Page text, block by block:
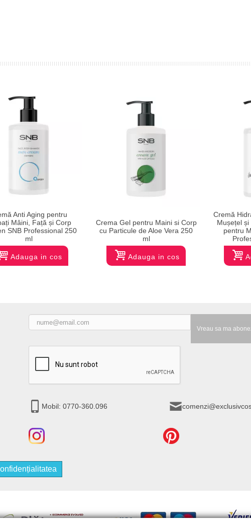
Anti Aging pentru
Mâini, Față și Corp
SNB Professional 250
ml
Adauga in cos
Crema Gel pentru Maini si Corp
cu Particule de Aloe Vera 250
ml
Adauga in cos
Cremă
Mușețel și
pentru
Vreau sa ma
Mobil: 0770-360.096